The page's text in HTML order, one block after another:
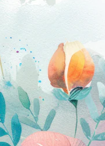
для создания
Более 1 миллиона
и студий.
ИИ-
ИИ